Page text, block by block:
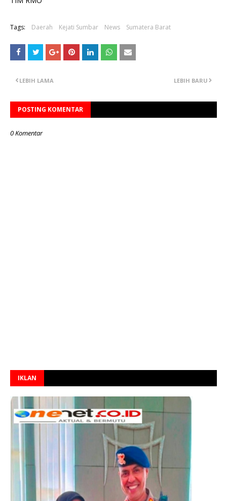
Tags: Daerah Kejati Sumbar News Sumatera Barat
LEBIH BARU
LEBIH LAMA
POSTING KOMENTAR
0 Komentar
IKLAN